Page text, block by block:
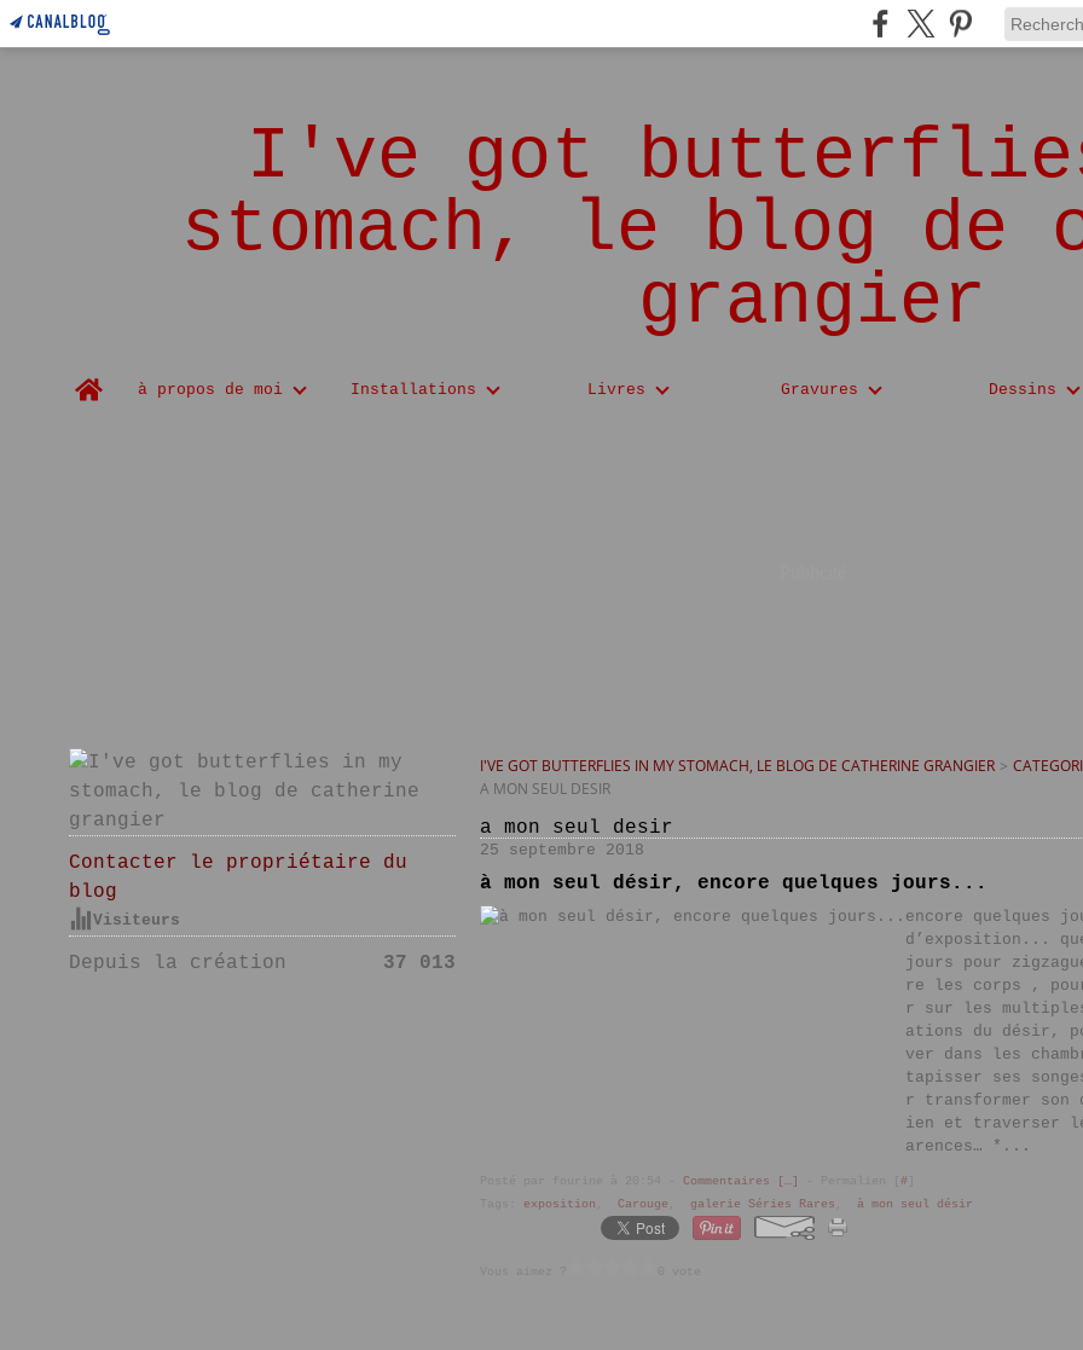
I've got
stomach, le blog de
grangier
Home
à propos de moi Installations Livres Gravures Dessins
Contacter le propriétaire du
blog
Visiteurs
Depuis la création 37 013
I'VE GOT BUTTERFLIES IN MY STOMACH, LE BLOG DE CATHERINE GRANGIER >
A MON SEUL DESIR
a mon seul desir
25 septembre 2018
à mon seul désir, encore quelques jours...
encore quelques
d’exposition...
jours pour
re les corps ,
r sur les
ations du désir,
ver dans les
tapisser ses
r transformer son
ien et traverser
arences… *...
Commentaires […] #
exposition Carouge galerie Séries Rares à mon seul désir